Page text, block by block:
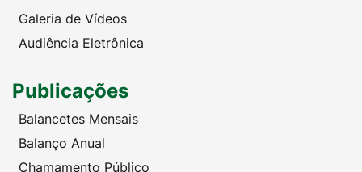
Galeria de Vídeos
Audiência Eletrônica
Publicações
Balancetes Mensais
Balanço Anual
Chamamento Público